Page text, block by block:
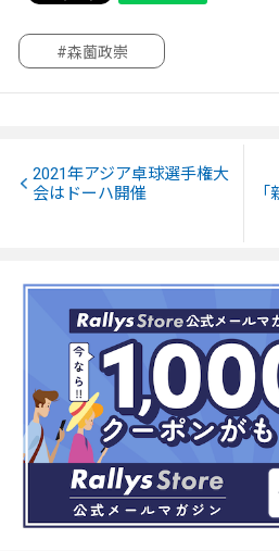
#森薗政崇
2021年アジア卓球選手権大
会はドーハ開催